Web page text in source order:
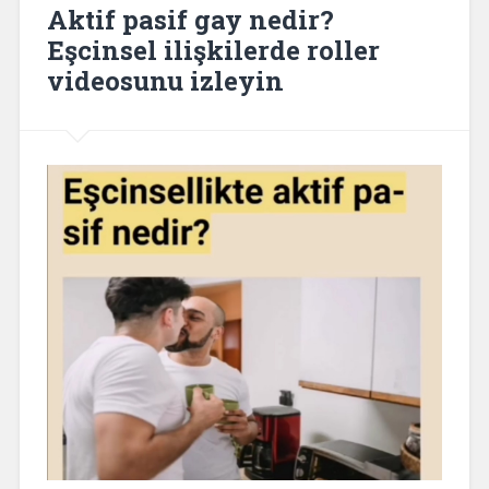
Aktif pasif gay nedir?
Eşcinsel ilişkilerde roller
videosunu izleyin